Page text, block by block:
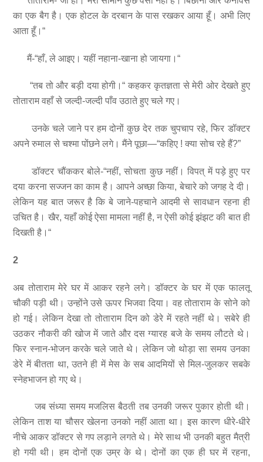
का एक बैग है। एक होटल के दरबान के पास रखकर आया हूँ। अभी लिए
आता हूँ।“
मैं-“हाँ, ले आइए। यहीं नहाना-खाना हो जायगा।“
“तब तो और बड़ी दया होगी।“ कहकर कृतज्ञता से मेरी ओर देखते हुए
तोताराम वहाँ से जल्दी-जल्दी पाँव उठाते हुए चले गए।
उनके चले जाने पर हम दोनों कुछ देर तक चुपचाप रहे, फिर डॉक्टर
अपने रुमाल से चश्मा पोंछने लगे। मैंने पूछा—“कहिए ! क्या सोच रहे हैं?”
डॉक्टर चौंककर बोले-“नहीं, सोचता कुछ नहीं। विपत् में पड़े हुए पर
दया करना सज्जन का काम है। आपने अच्छा किया, बेचारे को जगह दे दी।
लेकिन यह बात जरूर है कि बे जाने-पहचाने आदमी से सावधान रहना ही
उचित है। खैर, यहाँ कोई ऐसा मामला नहीं है, न ऐसी कोई झंझट की बात ही
दिखती है।“
2
अब तोताराम मेरे घर में आकर रहने लगे। डॉक्टर के घर में एक फालतू
चौकी पड़ी थी। उन्होंने उसे ऊपर भिजवा दिया। वह तोताराम के सोने को
हो गई। लेकिन देखा तो तोताराम दिन को डेरे में रहते नहीं थे। सबेरे ही
उठकर नौकरी की खोज में जाते और दस ग्यारह बजे के समय लौटते थे।
फिर स्नान-भोजन करके चले जाते थे। लेकिन जो थोड़ा सा समय उनका
डेरे में बीतता था, उतने ही में मेस के सब आदमियों से मिल-जुलकर सबके
स्नेहभाजन हो गए थे।
जब संध्या समय मजलिस बैठती तब उनकी जरूर पुकार होती थी।
लेकिन ताश या चौसर खेलना उनको नहीं आता था। इस कारण धीरे-धीरे
नीचे आकर डॉक्टर से गप लड़ाने लगते थे। मेरे साथ भी उनकी बहुत मैत्री
हो गयी थी। हम दोनों एक उम्र के थे। दोनों का एक ही घर में रहना,